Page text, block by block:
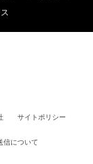
サイトポリシー
信について